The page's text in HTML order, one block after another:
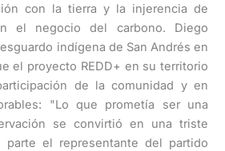
con la tierra y la injerencia de
el negocio del carbono. Diego
indígena de San Andrés en
el proyecto REDD+ en su territorio
de la comunidad y en
"Lo que prometía ser una
se convirtió en una triste
parte el representante del partido